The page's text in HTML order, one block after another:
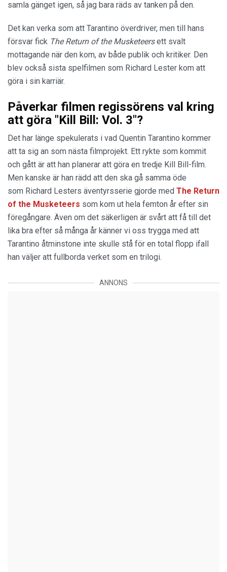
samla gänget igen, så jag bara räds av tanken på den.
Det kan verka som att Tarantino överdriver, men till hans
försvar fick The Return of the Musketeersett svalt
mottagande när den kom, av både publik och kritiker. Den
blev också sista spelfilmen som Richard Lester kom att
göra i sin karriär.
Påverkar filmen regissörens val kring
att göra "Kill Bill: Vol. 3"?
Det har länge spekulerats i vad Quentin Tarantino kommer
att ta sig an som nästa filmprojekt. Ett rykte som kommit
och gått är att han planerar att göra en tredje Kill Bill-film.
Men kanske är han rädd att den ska gå samma öde
som Richard Lesters äventyrsserie gjorde med The Return
of the Musketeers som kom ut hela femton år efter sin
föregångare. Även om det säkerligen är svårt att få till det
lika bra efter så många år känner vi oss trygga med att
Tarantino åtminstone inte skulle stå för en total flopp ifall
han väljer att fullborda verket som en trilogi.
ANNONS